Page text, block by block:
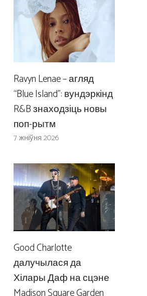
Ravyn Lenae – агляд
“Blue Island”: вундэркінд
R&B знаходзіць новы
поп-рытм
7 жніўня 2026
Good Charlotte
далучылася да
Хілары Даф на сцэне